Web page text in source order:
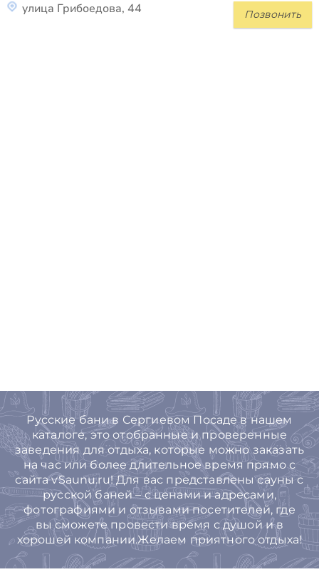
Позвонить
улица Грибоедова, 44
Русские бани в Сергиевом Посаде в нашем
каталоге, это отобранные и проверенные
заведения для отдыха, которые можно заказать
на час или более длительное время прямо с
сайта vSaunu.ru! Для вас представлены сауны с
русской баней – с ценами и адресами,
фотографиями и отзывами посетителей, где
вы сможете провести время с душой и в
хорошей компании.Желаем приятного отдыха!